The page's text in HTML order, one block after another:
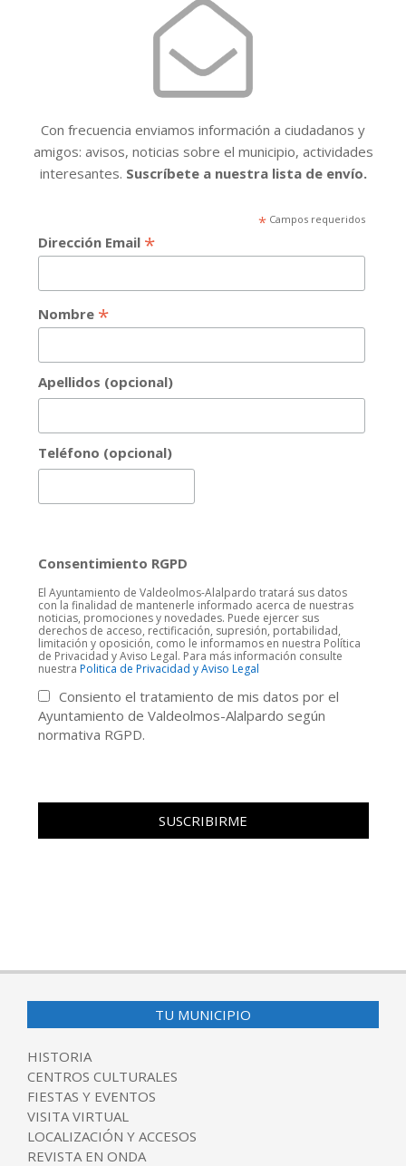
Con frecuencia enviamos información a ciudadanos y
amigos: avisos, noticias sobre el municipio, actividades
interesantes. Suscríbete a nuestra lista de envío.
*Campos requeridos
Dirección Email *
Nombre *
Apellidos (opcional)
Teléfono (opcional)
Consentimiento RGPD
El Ayuntamiento de Valdeolmos-Alalpardo tratará sus datos
con la finalidad de mantenerle informado acerca de nuestras
noticias, promociones y novedades. Puede ejercer sus
derechos de acceso, rectificación, supresión, portabilidad,
limitación y oposición, como le informamos en nuestra Política
de Privacidad y Aviso Legal. Para más información consulte
nuestra Politica de Privacidad y Aviso Legal
Consiento el tratamiento de mis datos por el
Ayuntamiento de Valdeolmos-Alalpardo según
normativa RGPD.
TU MUNICIPIO
HISTORIA
CENTROS CULTURALES
FIESTAS Y EVENTOS
VISITA VIRTUAL
LOCALIZACIÓN Y ACCESOS
REVISTA EN ONDA